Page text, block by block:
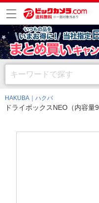
HAKUBA｜ハクバ
ドライボックスNEO（内容